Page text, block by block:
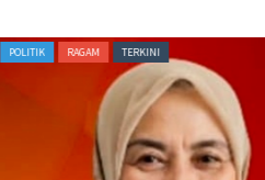
RAGAM TERKINI